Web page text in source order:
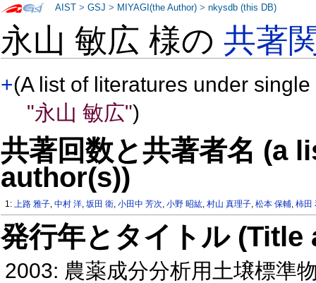
永山 敏広 様の共著
+(A list of literatures under
"永山 敏広")
共著回数と共著者名 (a
author(s))
1:上路 雅子,中村 洋,坂田 衛,小田中 芳次,小野 昭紘,村山 真理子,松本 保輔,柿田
発行年とタイトル
2003: 農薬成分分析用土壌標準
AIST >GSJ > MIYAGI(the Author) >nkysdb (this DB)